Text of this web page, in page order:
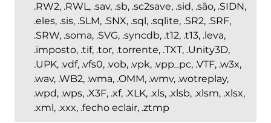
.RW2, .RWL, .sav, .sb, .sc2save, .sid, .são, .SIDN,
.eles, .sis, .SLM, .SNX, .sql, .sqlite, .SR2, .SRF,
.SRW, .soma, .SVG, .syncdb, .t12, .t13, .leva,
.imposto, .tif, .tor, .torrente, .TXT, .Unity3D,
.UPK, .vdf, .vfs0, .vob, .vpk, .vpp_pc, .VTF, .w3x,
.wav, .WB2, .wma, .OMM, .wmv, .wotreplay,
.wpd, .wps, .X3F, .xf, .XLK, .xls, .xlsb, .xlsm, .xlsx,
.xml, .xxx, .fecho eclair, .ztmp